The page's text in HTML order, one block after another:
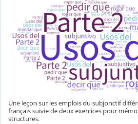
Une leçon sur les emplois du subjonctif
français suivie de deux exercices pour
structures.